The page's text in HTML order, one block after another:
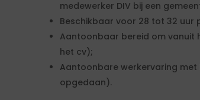
medewerker DIV bij een
Beschikbaar voor 28 tot 32 uur
Aantoonbaar bereid om vanuit
het cv);
Aantoonbare werkervaring met
opgedaan).